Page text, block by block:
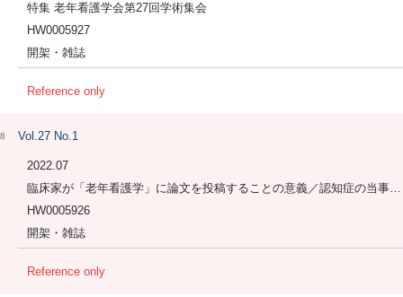
特集 老年看護学会第27回学術集会
HW0005927
開架・雑誌
Reference only
8 Vol.27 No.1
2022.07
臨床家が「老年看護学」に論文を投稿することの意義／認知症の当事者の方からの看護師への期待／COVID-19 緊急事態宣言の経験から考えること
HW0005926
開架・雑誌
Reference only